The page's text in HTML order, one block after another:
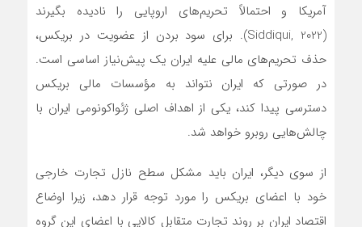
آمریکا و احتمالاً تحریم‌های اروپایی را نادیده بگیرند
(Siddiqui, 2022). برای سود بردن از عضویت در بریکس،
حذف تحریم‌های مالی علیه ایران یک پیش‌نیاز اساسی است.
در صورتی که ایران نتواند به مؤسسات مالی بریکس
دسترسی پیدا کند، یکی از اهداف اصلی ژئواکونومی ایران با
چالش‌هایی روبرو خواهد شد.
از سوی دیگر، ایران باید مشکل سطح نازل تجارت خارجی
خود با اعضای بریکس را مورد توجه قرار دهد، زیرا اوضاع
اقتصاد ایران بر روند تجارت متقابل کالایی با اعضای این گروه